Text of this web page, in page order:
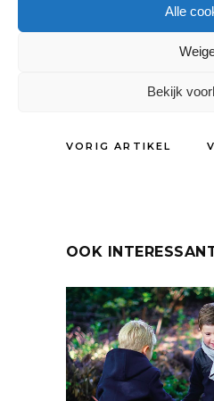
Alle
Bekijk
Nieuw merk,No Way
VORIG ARTIKEL
OOK